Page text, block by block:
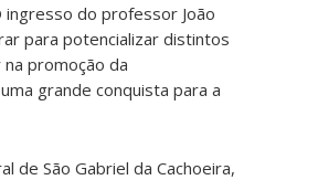
ingresso do professor João
para potencializar distintos
promoção da
grande conquista para a
de São Gabriel da Cachoeira,